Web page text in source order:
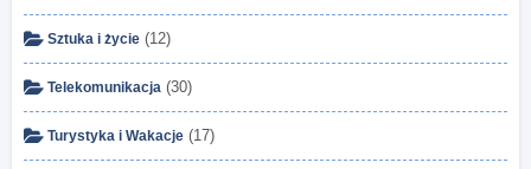
Sztuka i życie (12)
Telekomunikacja (30)
Turystyka i Wakacje (17)